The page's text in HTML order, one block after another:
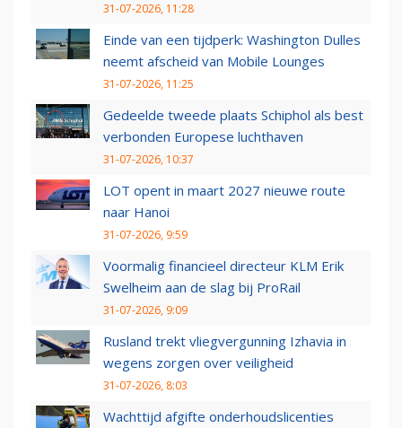
31-07-2026, 11:28
Einde van een tijdperk: Washington Dulles
neemt afscheid van Mobile Lounges
31-07-2026, 11:25
Gedeelde tweede plaats Schiphol als best
verbonden Europese luchthaven
31-07-2026, 10:37
LOT opent in maart 2027 nieuwe route
naar Hanoi
31-07-2026, 9:59
Voormalig financieel directeur KLM Erik
Swelheim aan de slag bij ProRail
31-07-2026, 9:09
Rusland trekt vliegvergunning Izhavia in
wegens zorgen over veiligheid
31-07-2026, 8:03
Wachttijd afgifte onderhoudslicenties